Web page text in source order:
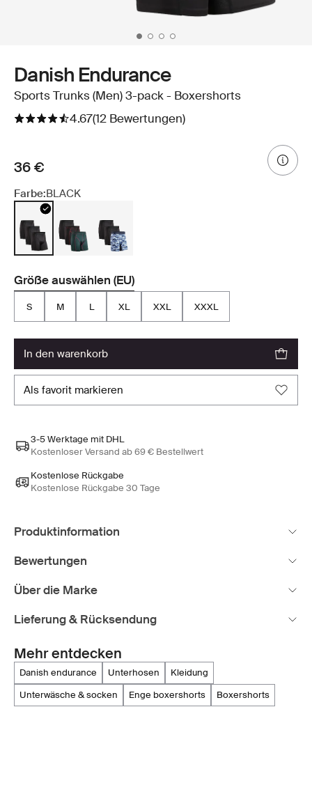
Danish Endurance
Sports Trunks (Men) 3-pack - Boxershorts
4.67(12 Bewertungen)
36 €
Farbe:BLACK
Größe auswählen (EU)
S M L XL XXL XXXL
in den warenkorb
als favorit markieren
3-5 Werktage mit DHL
Kostenloser Versand ab 69 € Bestellwert
Kostenlose Rückgabe
Kostenlose Rückgabe 30 Tage
Produktinformation
Bewertungen
Über die Marke
Lieferung & Rücksendung
Mehr entdecken
danish endurance unterhosen
kleidung
unterwäsche & socken
enge boxershorts boxershorts